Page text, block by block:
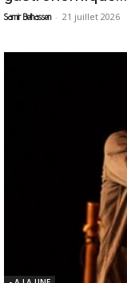
Samir Belhassen - 21 juillet 2026